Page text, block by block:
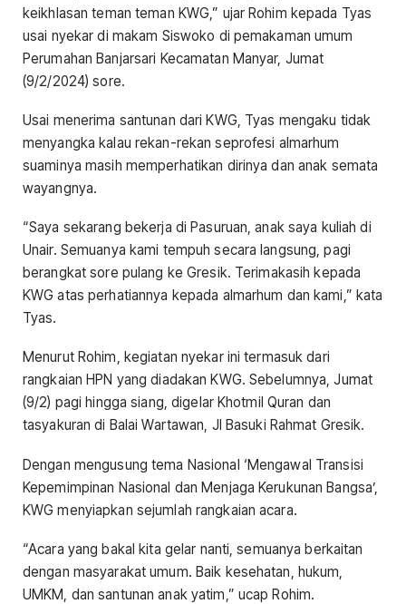
keikhlasan teman teman KWG,” ujar Rohim kepada Tyas
usai nyekar di makam Siswoko di pemakaman umum
Perumahan Banjarsari Kecamatan Manyar, Jumat
(9/2/2024) sore.
Usai menerima santunan dari KWG, Tyas mengaku tidak
menyangka kalau rekan-rekan seprofesi almarhum
suaminya masih memperhatikan dirinya dan anak semata
wayangnya.
“Saya sekarang bekerja di Pasuruan, anak saya kuliah di
Unair. Semuanya kami tempuh secara langsung, pagi
berangkat sore pulang ke Gresik. Terimakasih kepada
KWG atas perhatiannya kepada almarhum dan kami,” kata
Tyas.
Menurut Rohim, kegiatan nyekar ini termasuk dari
rangkaian HPN yang diadakan KWG. Sebelumnya, Jumat
(9/2) pagi hingga siang, digelar Khotmil Quran dan
tasyakuran di Balai Wartawan, Jl Basuki Rahmat Gresik.
Dengan mengusung tema Nasional ‘Mengawal Transisi
Kepemimpinan Nasional dan Menjaga Kerukunan Bangsa’,
KWG menyiapkan sejumlah rangkaian acara.
“Acara yang bakal kita gelar nanti, semuanya berkaitan
dengan masyarakat umum. Baik kesehatan, hukum,
UMKM, dan santunan anak yatim,” ucap Rohim.